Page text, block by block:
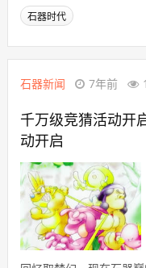
石器时代
石器新闻 7年前
千万级竞猜活动开
动开启